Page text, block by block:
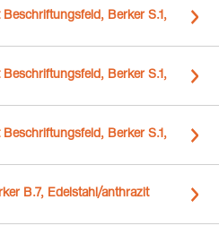
Berker S.1,
Berker S.1,
Berker S.1,
B.7, Edelstahl/anthrazit